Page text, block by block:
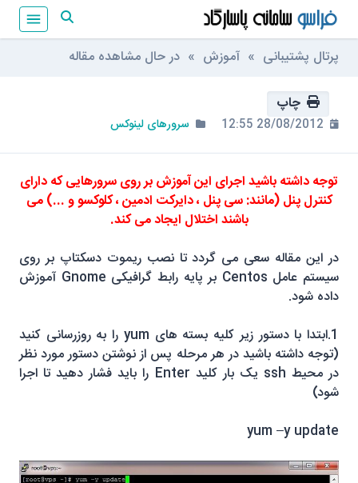
پرتال پشتیبانی » آموزش » در حال مشاهده مقاله
چاپ
سرورهای لینوکس
توجه داشته باشید اجرای این آموزش بر روی سرورهایی که دارای
کنترل پنل (مانند: سی پنل ، دایرکت ادمین ، کلوکسو و ...) می
باشند اختلال ایجادمی کند.
در این مقاله سعی می گردد تا نصب ریموت دسکتاپ بر روی
سیستم عامل Centos بر پایه رابط گرافیکی Gnome آموزش
داده شود.
1.ابتدا با دستور زیر کلیه بسته های yum را به روزرسانی کنید
(توجه داشته باشید در هر مرحله پس از نوشتن دستور مورد نظر
در محیط ssh یک بار کلید Enter را باید فشار دهید تا اجرا
شود)
yum –y update